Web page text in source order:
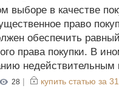
выборе в качестве
право
обеспечить
права покупки. В
28 | купить статью за